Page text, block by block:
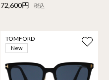
72,600円 税込
TOMFORD
New